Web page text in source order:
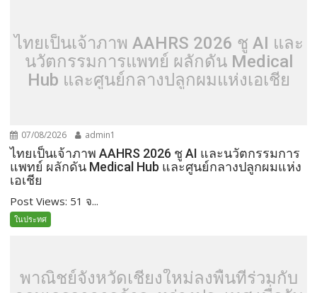
ไทยเป็นเจ้าภาพ AAHRS 2026 ชู AI และ
นวัตกรรมการแพทย์ ผลักดัน Medical
Hub และศูนย์กลางปลูกผมแห่งเอเชีย
07/08/2026 admin1
ไทยเป็นเจ้าภาพ AAHRS 2026 ชู AI และนวัตกรรมการ
แพทย์ ผลักดัน Medical Hub และศูนย์กลางปลูกผมแห่ง
เอเชีย
Post Views: 51 จ...
ในประทศ
พาณิชย์จังหวัดเชียงใหม่ลงพื้นที่ร่วมกับ